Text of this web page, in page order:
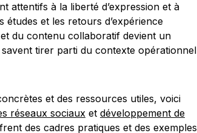
attentifs à la liberté d’expression et à
études et les retours d’expérience
du contenu collaboratif devient un
tirer parti du contexte opérationnel
et des ressources utiles, voici
réseaux sociaux et développement de
des cadres pratiques et des exemples